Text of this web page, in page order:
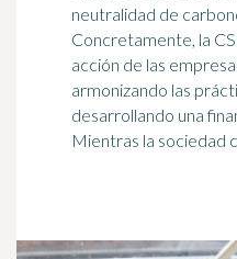
neutralidad de
Concretamente, la
acción de las
armonizando las
desarrollando una
Mientras la sociedad